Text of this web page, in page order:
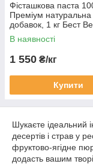
Фісташкова паста
Преміум натуральна
добавок, 1 кг Бест
(Україна)
В наявності
1 550 ₴/кг
Купити
Шукаєте ідеальний
десертів і страв у
фруктово-ягідне
додасть вашим